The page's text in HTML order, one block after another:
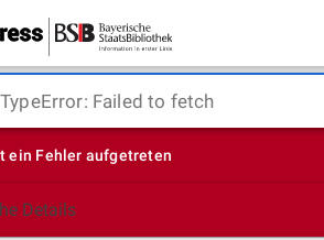
TypeError: Failed to fetch
ein Fehler aufgetreten
Details